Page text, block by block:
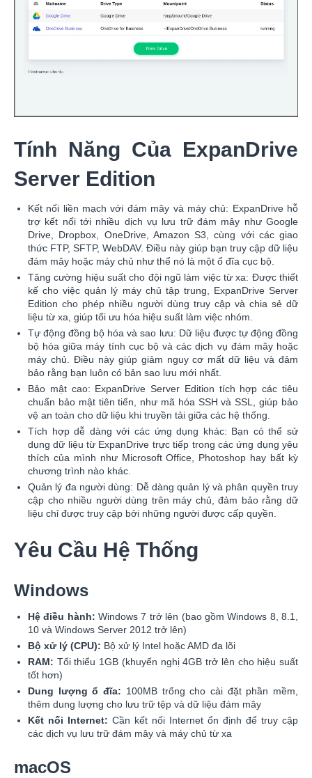
Tính Năng Của ExpanDrive
Server Edition
Kết nối liền mạch với đám mây và máy chủ: ExpanDrive hỗ
trợ kết nối tới nhiều dịch vụ lưu trữ đám mây như Google
Drive, Dropbox, OneDrive, Amazon S3, cùng với các giao
thức FTP, SFTP, WebDAV. Điều này giúp bạn truy cập dữ liệu
đám mây hoặc máy chủ như thể nó là một ổ đĩa cục bộ.
Tăng cường hiệu suất cho đội ngũ làm việc từ xa: Được thiết
kế cho việc quản lý máy chủ tập trung, ExpanDrive Server
Edition cho phép nhiều người dùng truy cập và chia sẻ dữ
liệu từ xa, giúp tối ưu hóa hiệu suất làm việc nhóm.
Tự động đồng bộ hóa và sao lưu: Dữ liệu được tự động đồng
bộ hóa giữa máy tính cục bộ và các dịch vụ đám mây hoặc
máy chủ. Điều này giúp giảm nguy cơ mất dữ liệu và đảm
bảo rằng bạn luôn có bản sao lưu mới nhất.
Bảo mật cao: ExpanDrive Server Edition tích hợp các tiêu
chuẩn bảo mật tiên tiến, như mã hóa SSH và SSL, giúp bảo
vệ an toàn cho dữ liệu khi truyền tải giữa các hệ thống.
Tích hợp dễ dàng với các ứng dụng khác: Bạn có thể sử
dụng dữ liệu từ ExpanDrive trực tiếp trong các ứng dụng yêu
thích của mình như Microsoft Office, Photoshop hay bất kỳ
chương trình nào khác.
Quản lý đa người dùng: Dễ dàng quản lý và phân quyền truy
cập cho nhiều người dùng trên máy chủ, đảm bảo rằng dữ
liệu chỉ được truy cập bởi những người được cấp quyền.
Yêu Cầu Hệ Thống
Windows
Hệ điều hành: Windows 7 trở lên (bao gồm Windows 8, 8.1,
10 và Windows Server 2012 trở lên)
Bộ xử lý (CPU): Bộ xử lý Intel hoặc AMD đa lõi
RAM: Tối thiểu 1GB (khuyến nghị 4GB trở lên cho hiệu suất
tốt hơn)
Dung lượng ổ đĩa: 100MB trống cho cài đặt phần mềm,
thêm dung lượng cho lưu trữ tệp và dữ liệu đám mây
Kết nối Internet: Cần kết nối Internet ổn định để truy cập
các dịch vụ lưu trữ đám mây và máy chủ từ xa
macOS